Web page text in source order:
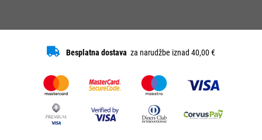
Besplatna dostava za narudžbe iznad 40,00 €